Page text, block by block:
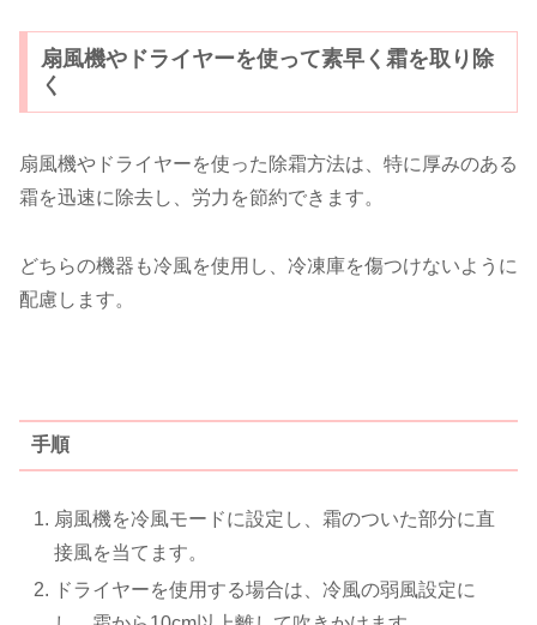
扇風機やドライヤーを使って素早く霜を取り除
く
扇風機やドライヤーを使った除霜方法は、特に厚みのある
霜を迅速に除去し、労力を節約できます。
どちらの機器も冷風を使用し、冷凍庫を傷つけないように
配慮します。
手順
扇風機を冷風モードに設定し、霜のついた部分に直
接風を当てます。
ドライヤーを使用する場合は、冷風の弱風設定に